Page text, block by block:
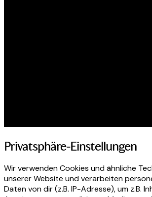
Privatsphäre-Einstellungen
Wir verwenden Cookies und ähnliche
unserer Website und verarbeiten
Daten von dir (z.B. IP-Adresse), um z.B.